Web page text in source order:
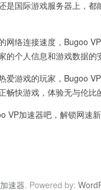
国际游戏服务器上，都
络连接速度，Bugoo
的个人信息和游戏数据的
游戏的玩家，Bugoo VP
畅快游戏，体验无与伦比
加速器吧，解锁网速
速器. Powered by: